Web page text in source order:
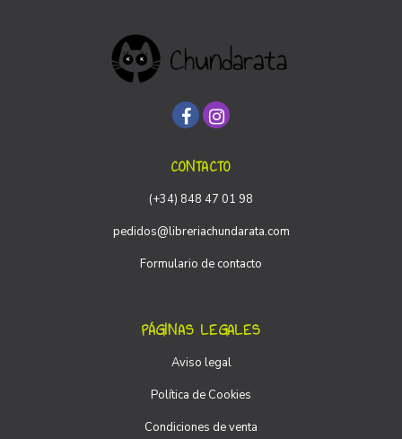
CONTACTO
(+34) 848 47 01 98
pedidos@libreriachundarata.com
Formulario de contacto
PÁGINAS LEGALES
Aviso legal
Política de Cookies
Condiciones de venta